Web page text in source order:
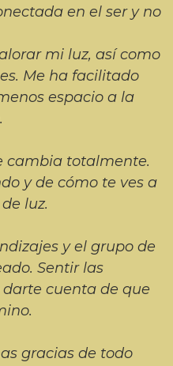
en el ser y no
mi luz, así como
Me ha facilitado
espacio a la
cambia totalmente.
y de cómo te ves a
luz.
y el grupo de
Sentir las
cuenta de que
gracias de todo